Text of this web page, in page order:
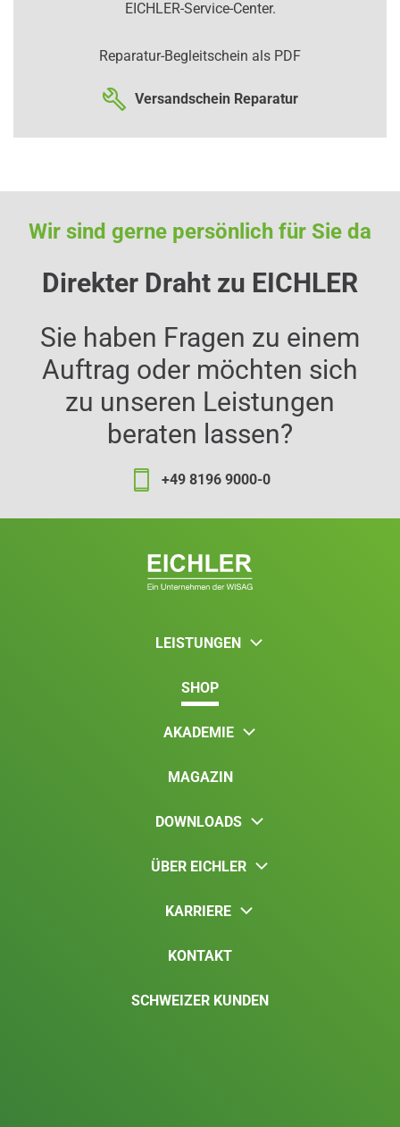
EICHLER-Service-Center.
Reparatur-Begleitschein als PDF
Versandschein Reparatur
Wir sind gerne persönlich für Sie da
Direkter Draht zu EICHLER
Sie haben Fragen zu einem
Auftrag oder möchten sich
zu unseren Leistungen
beraten lassen?
+49 8196 9000-0
LEISTUNGEN
SHOP
AKADEMIE
MAGAZIN
DOWNLOADS
ÜBER EICHLER
KARRIERE
KONTAKT
SCHWEIZER KUNDEN